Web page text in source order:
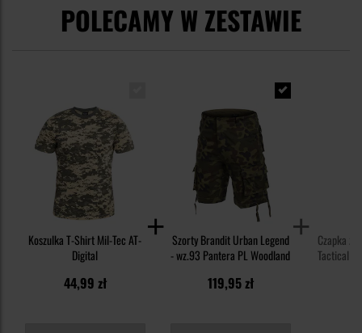
POLECAMY W ZESTAWIE
Koszulka T-Shirt Mil-Tec AT-
Digital
44,99 zł
Szorty Brandit Urban Legend
- wz.93 Pantera PL Woodland
119,95 zł
Czapka z
Tactical